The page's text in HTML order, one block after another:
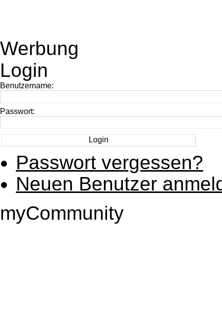
Werbung
Login
Benutzername:
Passwort:
Passwort vergessen?
Neuen Benutzer
myCommunity